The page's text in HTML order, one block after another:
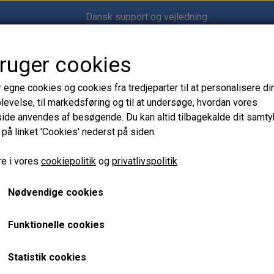
Dansk support og vejledning
Shop12volt
12V Lygter til Båd, Camper & Marine | Arbejdslys & Dækslys
| Arbejdslys & Dækslys
hosShop12volt . Vi tilbyder dækslys, arbejdslys,
cookies
egne cookies og cookies fra tredjeparter til at personalisere
til markedsføring og til at undersøge, hvordan vores
anvendes af besøgende. Du kan altid tilbagekalde dit
linket 'Cookies' nederst på siden.
i vores cookiepolitik og privatlivspolitik
Nødvendige cookies
Funktionelle cookies
Statistik cookies